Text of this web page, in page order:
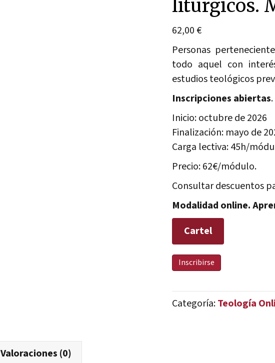
litúrgicos.
62,00€
Personas
todo aquel con
estudios teológicos
Inscripciones abiertas.
Inicio: octubre de 2026
Finalización: mayo de
Carga lectiva: 45h/
Precio: 62€/módulo.
Consultar descuentos
Modalidad online.
Cartel
CAMINAR
A
LA
LUZ
Inscribirse
Categoría:Teología
Valoraciones (0)